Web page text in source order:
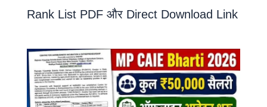
Rank List PDF और Direct Download Link